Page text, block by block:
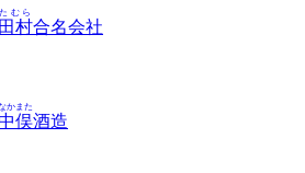
田村
たむら
合名会社
俣
かまた
酒造